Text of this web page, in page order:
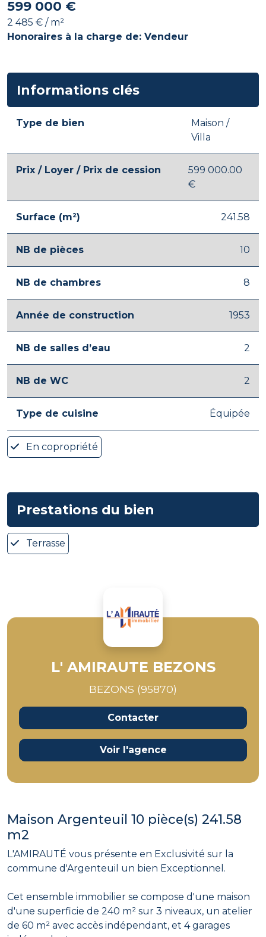
599 000 €
2 485 € / m²
Honoraires à la charge de: Vendeur
Informations clés
Type de bien
Maison /
Villa
Prix / Loyer / Prix de cession
599 000.00
€
Surface (m²) 241.58
NB de pièces 10
NB de chambres 8
Année de construction 1953
NB de salles d’eau 2
NB de WC 2
Type de cuisine Équipée
En copropriété
Prestations du bien
Terrasse
L' AMIRAUTE BEZONS
BEZONS (95870)
Contacter
Voir l'agence
Maison Argenteuil 10 pièce(s) 241.58
m2
L'AMIRAUTÉ vous présente en Exclusivité sur la
commune d'Argenteuil un bien Exceptionnel.
Cet ensemble immobilier se compose d'une maison
d'une superficie de 240 m² sur 3 niveaux, un atelier
de 60 m² avec accès indépendant, et 4 garages